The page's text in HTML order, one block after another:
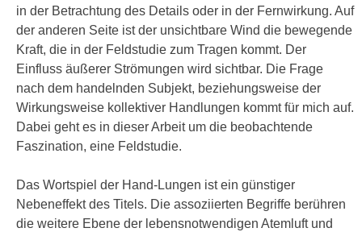
in der Betrachtung des Details oder in der Fernwirkung. Auf
der anderen Seite ist der unsichtbare Wind die bewegende
Kraft, die in der Feldstudie zum Tragen kommt. Der
Einfluss äußerer Strömungen wird sichtbar. Die Frage
nach dem handelnden Subjekt, beziehungsweise der
Wirkungsweise kollektiver Handlungen kommt für mich auf.
Dabei geht es in dieser Arbeit um die beobachtende
Faszination, eine Feldstudie.
Das Wortspiel der Hand-Lungen ist ein günstiger
Nebeneffekt des Titels. Die assoziierten Begriffe berühren
die weitere Ebene der lebensnotwendigen Atemluft und